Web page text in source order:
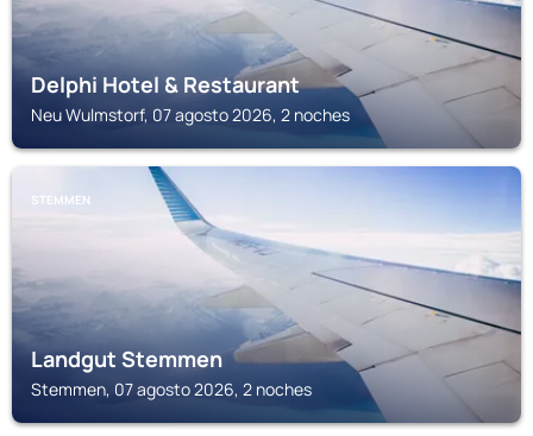
Delphi Hotel & Restaurant
Neu Wulmstorf, 07 agosto 2026, 2 noches
STEMMEN
Landgut Stemmen
Stemmen, 07 agosto 2026, 2 noches